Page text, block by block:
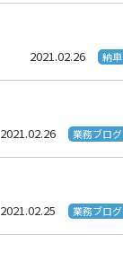
2021.02.26 納車
2021.02.26 業務ブログ
2021.02.25 業務ブログ